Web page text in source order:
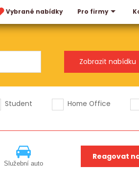
Vybrané nabídky Pro firmy
Student Home Office
Služební auto
Reagovat